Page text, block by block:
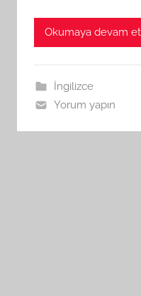
Okumaya devam et
İngilizce
Yorum yapın